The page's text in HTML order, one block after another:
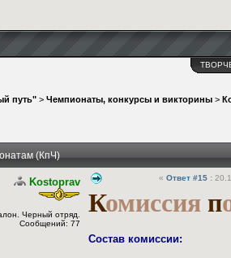
путь" > Чемпионаты, конкурсы и викторины >
(КпЧ)
Kostoprav
Черный отряд.
Сообщений: 77
« Ответ #15 :
Комиссия п
Состав комиссии: